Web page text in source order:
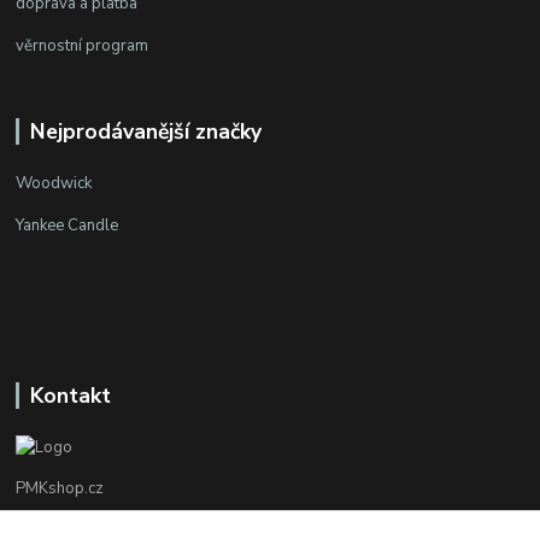
věrnostní program
Nejprodávanější značky
Woodwick
Yankee Candle
Kontakt
PMKshop.cz